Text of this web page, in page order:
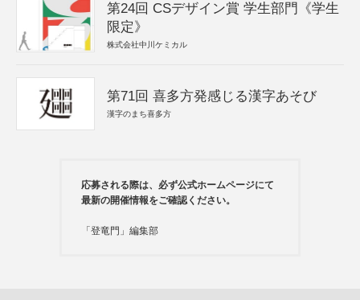
第24回 CSデザイン賞 学生部門《学生
限定》
株式会社中川ケミカル
第71回 喜多方発感じる漢字あそび
漢字のまち喜多方
応募される際は、必ず公式ホームページにて
最新の開催情報をご確認ください。
「登竜門」編集部